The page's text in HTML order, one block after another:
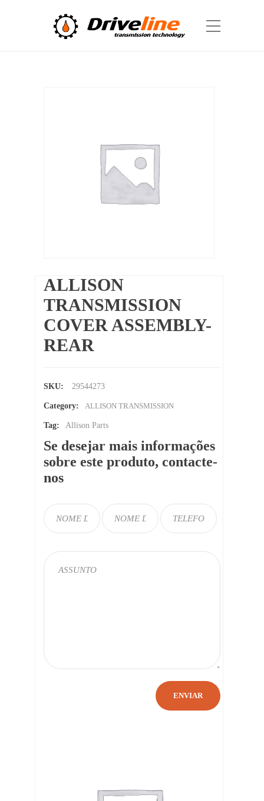
ALLISON
TRANSMISSION
COVER ASSEMBLY-
REAR
SKU: 29544273
Category: ALLISON TRANSMISSION
Tag: Allison Parts
Se desejar mais informações
sobre este produto, contacte-
nos